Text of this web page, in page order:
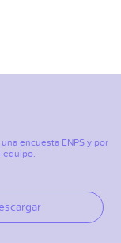
encuesta ENPS y por
equipo.